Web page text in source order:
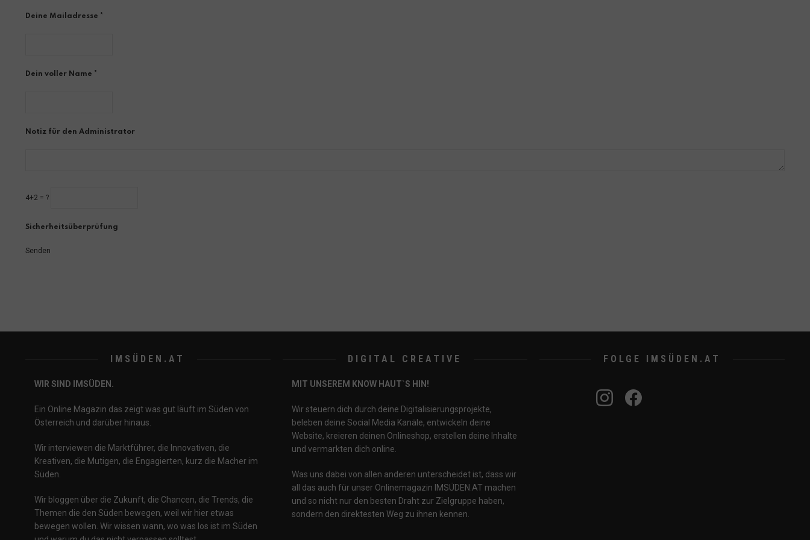
Deine Mailadresse *
Dein voller Name *
Notiz für den Administrator
4+2 = ?
Sicherheitsüberprüfung
Senden
IMSÜDEN.AT
WIR SIND IMSÜDEN.
Ein Online Magazin das zeigt was gut läuft im Süden von
Österreich und darüber hinaus.
Wir interviewen die Marktführer, die Innovativen, die
Kreativen, die Mutigen, die Engagierten, kurz die Macher im
Süden.
Wir bloggen über die Zukunft, die Chancen, die Trends, die
Themen die den Süden bewegen, weil wir hier etwas
bewegen wollen. Wir wissen wann, wo was los ist im Süden
DIGITAL CREATIVE
MIT UNSEREM KNOW HAUT`S HIN!
Wir steuern dich durch deine Digitalisierungsprojekte,
beleben deine Social Media Kanäle, entwickeln deine
Website, kreieren deinen Onlineshop, erstellen deine Inhalte
und vermarkten dich online.
Was uns dabei von allen anderen unterscheidet ist, dass wir
all das auch für unser Onlinemagazin IMSÜDEN.AT machen
und so nicht nur den besten Draht zur Zielgruppe haben,
sondern den direktesten Weg zu ihnen kennen.
FOLGE IMSÜDEN.AT
instagram